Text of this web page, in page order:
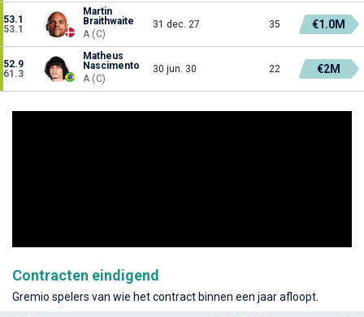
53.1
53.1
Martin
Braithwaite
A (C)
31 dec. 27 35 €1.0M
52.9
61.3
Matheus
Nascimento
A (C)
30 jun. 30 22 €2M
Contracten eindigend
Gremio spelers van wie het contract binnen een jaar afloopt.